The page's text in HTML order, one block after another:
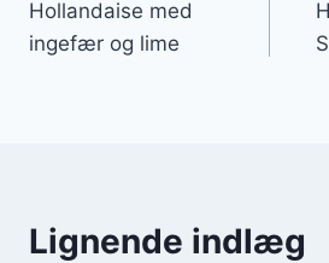
Hollandaise med
ingefær og lime
Lignende indlæg